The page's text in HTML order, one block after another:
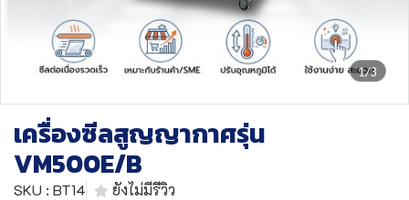
1/3
เครื่องซีลสูญญากาศรุ่น
VM500E/B
SKU : BT14 ยังไม่มีรีวิว